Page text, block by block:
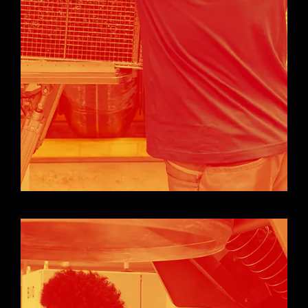
Lackauftrag. Damit erreichen wir eine optimale
Benetzbarkeit der Bauteile und die feste und
dauerhafte Haftung der Beschichtungen auf den
Produkten.
Die patentierte Niederdruck-Plasmatechnologie
von APO erlaubt eine schnellere und effizientere
Plasmabehandlung der Bauteile als herkömmliche
Plasmaprozesse.
BESCHICHTUNG